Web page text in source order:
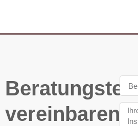
vereinbaren